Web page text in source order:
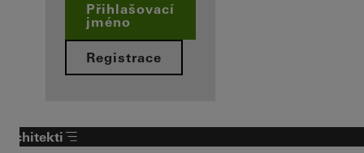
Přihlašovací
jméno
Registrace
Architekti